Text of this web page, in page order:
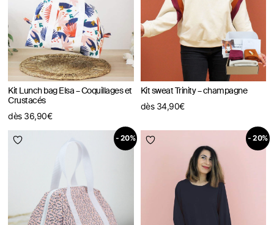
Kit Lunch bag Elsa – Coquillages et
Crustacés
dès 36,90€
Kit sweat Trinity – champagne
dès 34,90€
- 20% - 20%